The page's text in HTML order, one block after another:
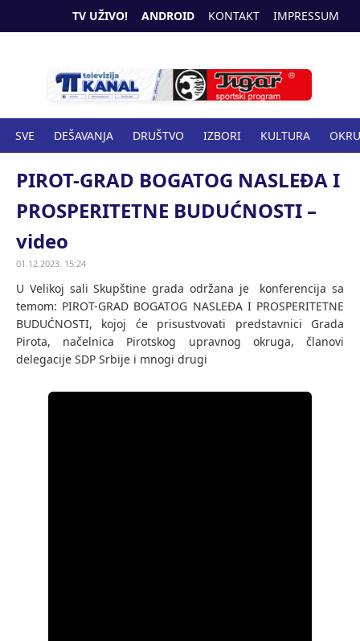
TV UŽIVO! ANDROID KONTAKT IMPRESSUM
SVE DEŠAVANJA DRUŠTVO IZBORI KULTURA
SPORT ZANIMLJIVOSTI ZDRAVSTVO
PIROT-GRAD BOGATOG NASLEĐA I
PROSPERITETNE BUDUĆNOSTI –
video
01.12.2023. 15:24
U Velikoj sali Skupštine grada održana je konferencija sa
temom: PIROT-GRAD BOGATOG NASLEĐA I PROSPERITETNE
BUDUĆNOSTI, kojoj će prisustvovati predstavnici Grada
Pirota, načelnica Pirotskog upravnog okruga, članovi
delegacije SDP Srbije i mnogi drugi